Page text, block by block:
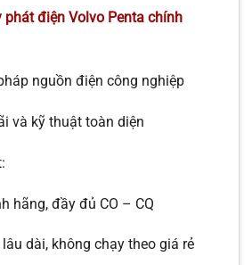
phát điện Volvo Penta chính
nguồn điện công nghiệp
và kỹ thuật toàn diện
hãng, đầy đủ CO – CQ
dài, không chạy theo giá rẻ